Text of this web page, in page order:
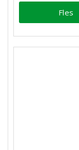
Fles